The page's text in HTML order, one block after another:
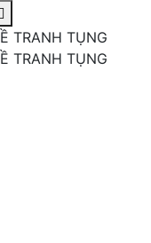
TRANH TỤNG
TRANH TỤNG